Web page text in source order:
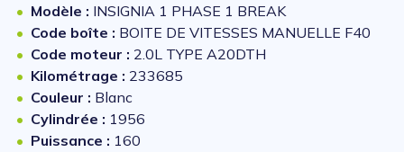
Modèle : INSIGNIA 1 PHASE 1 BREAK
Code boîte : BOITE DE VITESSES MANUELLE F40
Code moteur : 2.0L TYPE A20DTH
Kilométrage : 233685
Couleur : Blanc
Cylindrée : 1956
Puissance : 160